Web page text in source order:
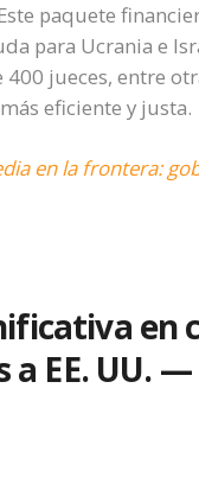
paquete
para Ucrania e
400 jueces, entre
eficiente y justa.
en la frontera:
en
EE. UU.